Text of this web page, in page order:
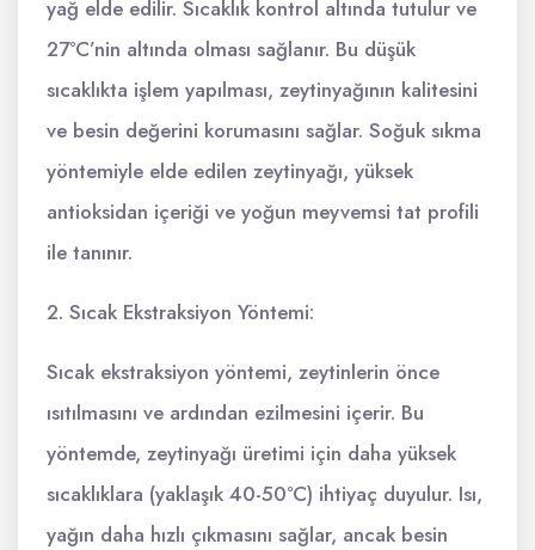
yağ elde edilir. Sıcaklık kontrol altında tutulur ve
27°C’nin altında olması sağlanır. Bu düşük
sıcaklıkta işlem yapılması, zeytinyağının kalitesini
ve besin değerini korumasını sağlar. Soğuk sıkma
yöntemiyle elde edilen zeytinyağı, yüksek
antioksidan içeriği ve yoğun meyvemsi tat profili
ile tanınır.
2. Sıcak Ekstraksiyon Yöntemi:
Sıcak ekstraksiyon yöntemi, zeytinlerin önce
ısıtılmasını ve ardından ezilmesini içerir. Bu
yöntemde, zeytinyağı üretimi için daha yüksek
sıcaklıklara (yaklaşık 40-50°C) ihtiyaç duyulur. Isı,
yağın daha hızlı çıkmasını sağlar, ancak besin